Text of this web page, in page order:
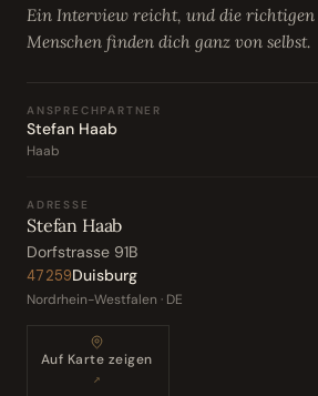
Ein Interview reicht, und die richtigen
Menschen finden dich ganz von selbst.
ANSPRECHPARTNER
Stefan Haab
Haab
ADRESSE
Stefan Haab
Dorfstrasse 91B
47259Duisburg
Nordrhein-Westfalen · DE
Auf Karte zeigen
↗